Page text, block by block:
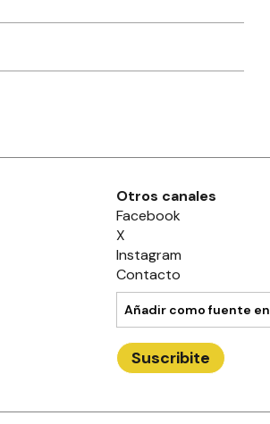
Otros canales
Facebook
X
Instagram
Contacto
Añadir como fuente en
Suscribite